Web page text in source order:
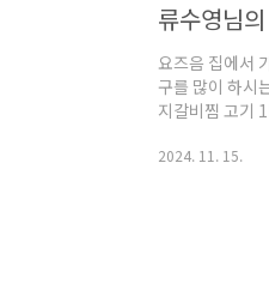
류수영님
요즈음 집에서
구를 많이 하시
지갈비찜 고기
는 파를 사용했
2024. 11. 15.